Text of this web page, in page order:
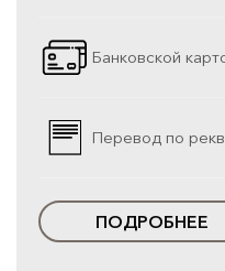
Банковской
Перевод по
ПОДРОБНЕЕ